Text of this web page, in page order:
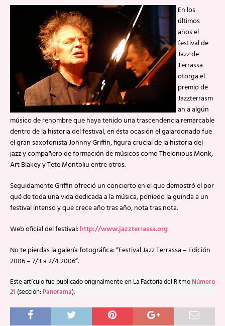
En los
últimos
años el
festival de
Jazz de
Terrassa
otorga el
premio de
Jazzterrasm
an a algún
músico de renombre que haya tenido una trascendencia remarcable
dentro de la historia del festival, en ésta ocasión el galardonado fue
el gran saxofonista Johnny Griffin, figura crucial de la historia del
jazz y compañero de formación de músicos como Thelonious Monk,
Art Blakey y Tete Montoliu entre otros.
Seguidamente Griffin ofreció un concierto en el que demostró el por
qué de toda una vida dedicada a la música, poniedo la guinda a un
festival intenso y que crece año tras año, nota tras nota.
Web oficial del festival:http://www.jazzterrassa.org
No te pierdas la galería fotográfica: “Festival Jazz Terrassa – Edición
2006 – 7/3 a 2/4 2006”.
Este artículo fue publicado originalmente en La Factoría del Ritmo Número
21 (sección: Panorama).